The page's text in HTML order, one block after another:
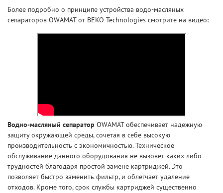
Более подробно о принципе устройства водо-масляных
сепараторов OWAMAT от BEKO Technologies смотрите на видео:
Водно-масляный сепаратор OWAMAT обеспечивает надежную
защиту окружающей среды, сочетая в себе высокую
производительность с экономичностью. Техническое
обслуживание данного оборудования не вызовет каких-либо
трудностей благодаря простой замене картриджей. Это
позволяет быстро заменить фильтр, и облегчает удаление
отходов. Кроме того, срок службы картриджей существенно